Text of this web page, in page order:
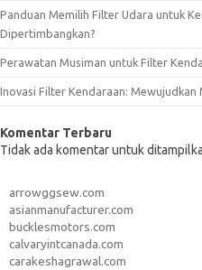
Panduan Memilih Filter Udara untuk
Dipertimbangkan?
Perawatan Musiman untuk Filter
Inovasi Filter Kendaraan:
Komentar Terbaru
Tidak ada komentar untuk
arrowggsew.com
asianmanufacturer.com
bucklesmotors.com
calvaryintcanada.com
carakeshagrawal.com